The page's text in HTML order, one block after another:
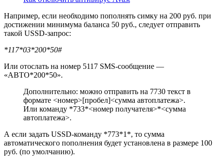
Например, если необходимо пополнять симку на 200 руб. при
достижении минимума баланса 50 руб., следует отправить
такой USSD-запрос:
*117*03*200*50#
Или отослать на номер 5117 SMS-сообщение —
«АВТО*200*50».
Дополнительно: можно отправить на 7730 текст в
формате <номер>[пробел]<сумма автоплатежа>.
Или команду *733*<номер получателя>*<сумма
автоплатежа>.
А если задать USSD-команду *773*1*, то сумма
автоматического пополнения будет установлена в размере 100
руб. (по умолчанию).